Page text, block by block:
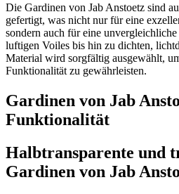
Die Gardinen von Jab Anstoetz sind
gefertigt, was nicht nur für eine
sondern auch für eine
luftigen Voiles bis hin zu dichten,
Material wird sorgfältig ausgewählt,
Funktionalität zu gewährleisten.
Gardinen von Jab
Funktionalität
Halbtransparente und
Gardinen von Jab